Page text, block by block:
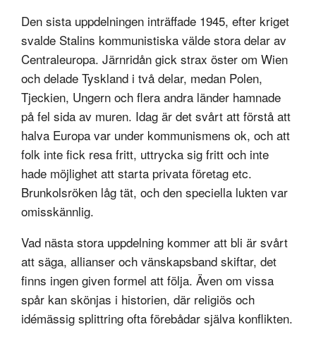
Den sista uppdelningen inträffade 1945, efter kriget
svalde Stalins kommunistiska välde stora delar av
Centraleuropa. Järnridån gick strax öster om Wien
och delade Tyskland i två delar, medan Polen,
Tjeckien, Ungern och flera andra länder hamnade
på fel sida av muren. Idag är det svårt att förstå att
halva Europa var under kommunismens ok, och att
folk inte fick resa fritt, uttrycka sig fritt och inte
hade möjlighet att starta privata företag etc.
Brunkolsröken låg tät, och den speciella lukten var
omisskännlig.
Vad nästa stora uppdelning kommer att bli är svårt
att säga, allianser och vänskapsband skiftar, det
finns ingen given formel att följa. Även om vissa
spår kan skönjas i historien, där religiös och
idémässig splittring ofta förebådar själva konflikten.